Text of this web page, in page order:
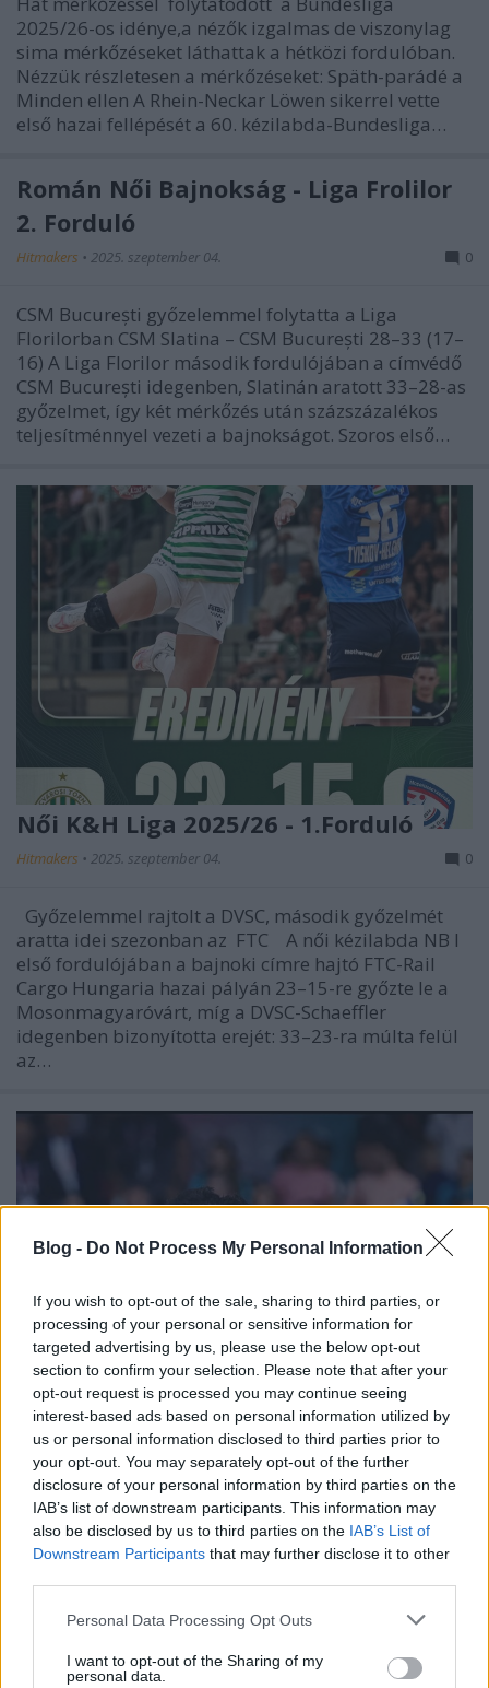
Blog - Do Not Process My Personal Information
If you wish to opt-out of the sale, sharing to third parties, or
processing of your personal or sensitive information for
targeted advertising by us, please use the below opt-out
section to confirm your selection. Please note that after your
opt-out request is processed you may continue seeing
interest-based ads based on personal information utilized by
us or personal information disclosed to third parties prior to
your opt-out. You may separately opt-out of the further
disclosure of your personal information by third parties on the
IAB’s list of downstream participants. This information may
also be disclosed by us to third parties on the IAB’s List of
Downstream Participants that may further disclose it to other
Please note that this website/app uses one or more Google
not limited to your visit or usage behaviour. You may click to
grant or deny consent to Google and its third-party tags to
Personal Data Processing Opt Outs
I want to opt-out of the Sharing of my
personal data.
2025/26-os idénye,a nézők izgalmas de viszonylag
sima mérkőzéseket láthattak a hétközi fordulóban.
Nézzük részletesen a mérkőzéseket: Späth-parádé a
Minden ellen A Rhein-Neckar Löwen sikerrel vette
első hazai fellépését a 60. kézilabda-Bundesliga…
Román Női Bajnokság - Liga Frolilor
2. Forduló
Hitmakers • 2025. szeptember 04. 0
CSM București győzelemmel folytatta a Liga
Florilorban CSM Slatina – CSM București 28–33 (17–
16) A Liga Florilor második fordulójában a címvédő
CSM București idegenben, Slatinán aratott 33–28-as
győzelmet, így két mérkőzés után százszázalékos
teljesítménnyel vezeti a bajnokságot. Szoros első…
Női K&H Liga 2025/26 - 1.Forduló
Hitmakers • 2025. szeptember 04. 0
Győzelemmel rajtolt a DVSC, második győzelmét
aratta idei szezonban az FTC A női kézilabda NB I
első fordulójában a bajnoki címre hajtó FTC-Rail
Cargo Hungaria hazai pályán 23–15-re győzte le a
Mosonmagyaróvárt, míg a DVSC-Schaeffler
idegenben bizonyította erejét: 33–23-ra múlta felül
az…
Lékai Máté búcsút intett a
válogatottnak
Hitmakers• 2025. szeptember 04.
kézilabdában: Lékai Máté, a válogatott egyik
nemzeti együttestől. A klasszis irányító 2009-ben